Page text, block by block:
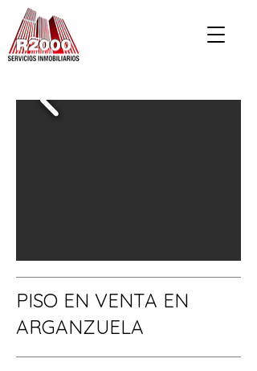
PISO EN VENTA EN
ARGANZUELA